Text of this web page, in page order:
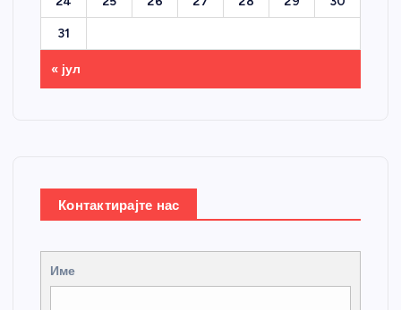
31
« јул
Контактирајте нас
Име